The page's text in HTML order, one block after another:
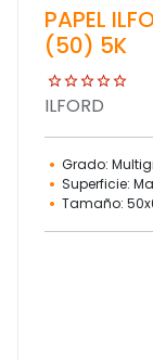
PAPEL
(50) 5K
ILFORD
Grado:
Superficie:
Tamaño: